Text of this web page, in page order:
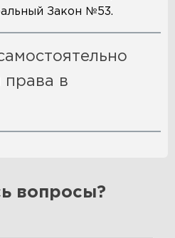
Закон №53.
права в
вопросы?